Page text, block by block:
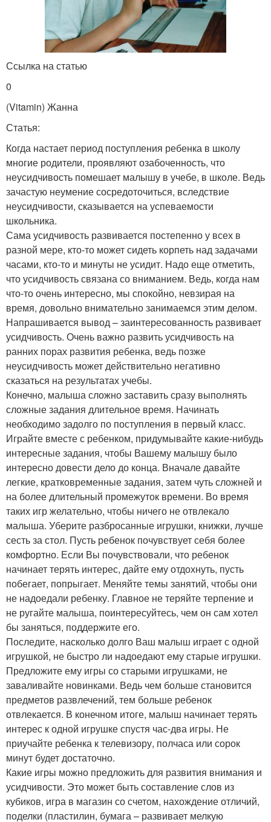
Ссылка на статью
0
(Vitamin) Жанна
Статья:
Когда настает период поступления ребенка в школу
многие родители, проявляют озабоченность, что
неусидчивость помешает малышу в учебе, в школе. Ведь
зачастую неумение сосредоточиться, вследствие
неусидчивости, сказывается на успеваемости
школьника.
Сама усидчивость развивается постепенно у всех в
разной мере, кто-то может сидеть корпеть над задачами
часами, кто-то и минуты не усидит. Надо еще отметить,
что усидчивость связана со вниманием. Ведь, когда нам
что-то очень интересно, мы спокойно, невзирая на
время, довольно внимательно занимаемся этим делом.
Напрашивается вывод – заинтересованность развивает
усидчивость. Очень важно развить усидчивость на
ранних порах развития ребенка, ведь позже
неусидчивость может действительно негативно
сказаться на результатах учебы.
Конечно, малыша сложно заставить сразу выполнять
сложные задания длительное время. Начинать
необходимо задолго по поступления в первый класс.
Играйте вместе с ребенком, придумывайте какие-нибудь
интересные задания, чтобы Вашему малышу было
интересно довести дело до конца. Вначале давайте
легкие, кратковременные задания, затем чуть сложней и
на более длительный промежуток времени. Во время
таких игр желательно, чтобы ничего не отвлекало
малыша. Уберите разбросанные игрушки, книжки, лучше
сесть за стол. Пусть ребенок почувствует себя более
комфортно. Если Вы почувствовали, что ребенок
начинает терять интерес, дайте ему отдохнуть, пусть
побегает, попрыгает. Меняйте темы занятий, чтобы они
не надоедали ребенку. Главное не теряйте терпение и
не ругайте малыша, поинтересуйтесь, чем он сам хотел
бы заняться, поддержите его.
Последите, насколько долго Ваш малыш играет с одной
игрушкой, не быстро ли надоедают ему старые игрушки.
Предложите ему игры со старыми игрушками, не
заваливайте новинками. Ведь чем больше становится
предметов развлечений, тем больше ребенок
отвлекается. В конечном итоге, малыш начинает терять
интерес к одной игрушке спустя час-два игры. Не
приучайте ребенка к телевизору, полчаса или сорок
минут будет достаточно.
Какие игры можно предложить для развития внимания и
усидчивости. Это может быть составление слов из
кубиков, игра в магазин со счетом, нахождение отличий,
поделки (пластилин, бумага – развивает мелкую